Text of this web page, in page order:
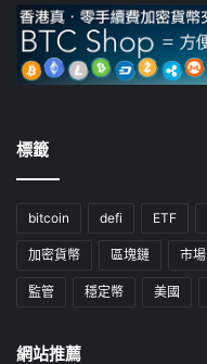
標籤
bitcoin defi ETF
加密貨幣 區塊鏈 市場
監管 穩定幣 美國
網站推薦